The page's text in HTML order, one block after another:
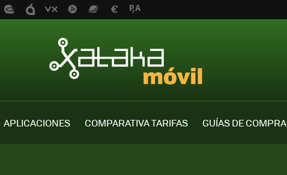
APLICACIONES COMPARATIVA TARIFAS
GUÍAS DE COMPRA